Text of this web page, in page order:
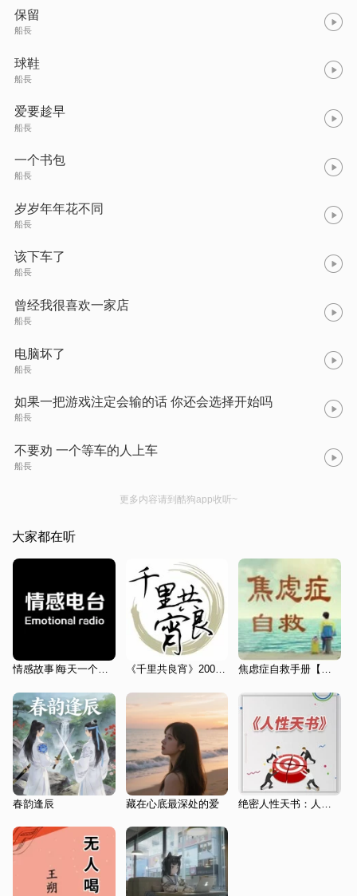
保留
船長
球鞋
船長
爱要趁早
船長
一个书包
船長
岁岁年年花不同
船長
该下车了
船長
曾经我很喜欢一家店
船長
电脑坏了
船長
如果一把游戏注定会输的话 你还会选择开始吗
船長
不要劝 一个等车的人上车
船長
更多内容请到酷狗app收听~
大家都在听
情感故事∣每天一个睡前故事 《千里共良宵》2004年 焦虑症自救手册【不焦虑的活法】
春韵逢辰 藏在心底最深处的爱